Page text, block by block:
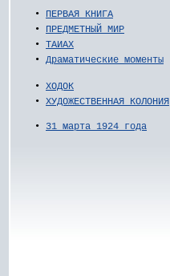
• ПЕРВАЯ КНИГА
• ПРЕДМЕТНЫЙ МИР
• ТАИАХ
• Драматические моменты
• ХОДОК
• ХУДОЖЕСТВЕННАЯ КОЛОНИЯ
• 31 марта 1924 года